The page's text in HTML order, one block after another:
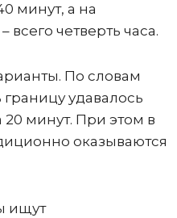
минут, а на
четверть часа.
По словам
удавалось
минут. При этом в
оказываются
ищут